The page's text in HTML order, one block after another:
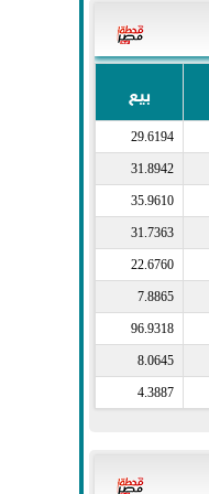
بيع
29.6194
31.8942
35.9610
31.7363
22.6760
7.8865
96.9318
8.0645
4.3887